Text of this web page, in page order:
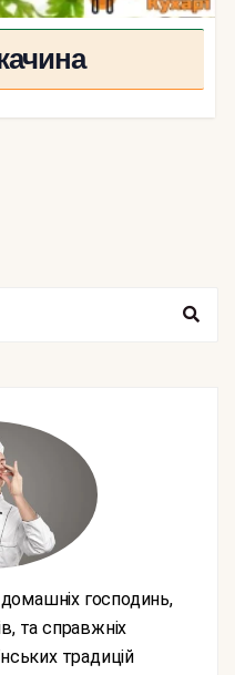
та справжніх
традицій